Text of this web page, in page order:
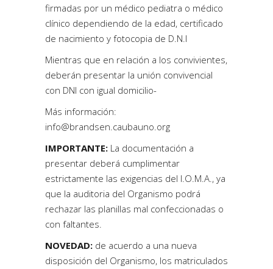
firmadas por un médico pediatra o médico
clínico dependiendo de la edad, certificado
de nacimiento y fotocopia de D.N.I
Mientras que en relación a los convivientes,
deberán presentar la unión convivencial
con DNI con igual domicilio-
Más información:
info@brandsen.caubauno.org
IMPORTANTE: La documentación a
presentar deberá cumplimentar
estrictamente las exigencias del I.O.M.A., ya
que la auditoria del Organismo podrá
rechazar las planillas mal confeccionadas o
con faltantes.
NOVEDAD: de acuerdo a una nueva
disposición del Organismo, los matriculados